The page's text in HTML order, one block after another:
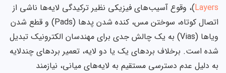
Layers)، وقوع آسیب‌های فیزیکی نظیر ترکیدگی لایه‌ها ناشی از
اتصال کوتاه، سوختن مس، کنده شدن پدها (Pads) و قطع شدن
ویاها (Vias) به یک چالش جدی برای مهندسان الکترونیک تبدیل
شده است. برخلاف بردهای یک یا دو لایه، تعمیر بردهای چندلایه
به دلیل عدم دسترسی مستقیم به لایه‌های میانی، نیازمند